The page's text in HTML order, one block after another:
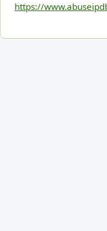
https://